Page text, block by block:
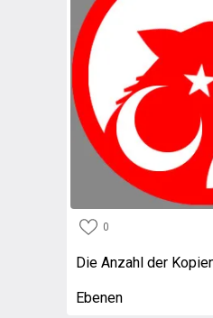
0
Die Anzahl der
Ebenen